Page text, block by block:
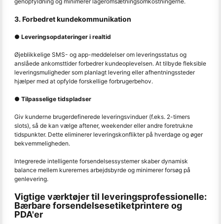
3. Forbedret kundekommunikation
● Leveringsopdateringer i realtid
Øjeblikkelige SMS- og app-meddelelser om leveringsstatus og
anslåede ankomsttider forbedrer kundeoplevelsen. At tilbyde fleksible
leveringsmuligheder som planlagt levering eller afhentningssteder
hjælper med at opfylde forskellige forbrugerbehov.
● Tilpasselige tidspladser
Giv kunderne brugerdefinerede leveringsvinduer (f.eks. 2-timers
slots), så de kan vælge aftener, weekender eller andre foretrukne
tidspunkter. Dette eliminerer leveringskonflikter på hverdage og øger
bekvemmeligheden.
Integrerede intelligente forsendelsessystemer skaber dynamisk
balance mellem kurerernes arbejdsbyrde og minimerer forsøg på
genlevering.
Vigtige værktøjer til leveringsprofessionelle:
Bærbare forsendelsesetiketprintere og
PDA'er